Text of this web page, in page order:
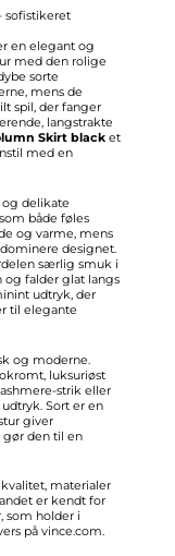
sofistikeret
en elegant og
med den rolige
sorte
mens de
spil, der fanger
langstrakte
Skirt black et
med en
delikate
både føles
og varme, mens
designet.
særlig smuk i
falder glat langs
udtryk, der
til elegante
og moderne.
luksuriøst
strik eller
Sort er en
giver
den til en
materialer
er kendt for
som holder i
på vince.com.